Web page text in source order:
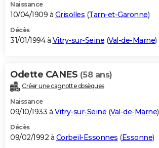
Naissance
10/04/1909 à Grisolles (Tarn-et-Garonne)
Décès
31/01/1994 à Vitry-sur-Seine (Val-de-Marne)
Odette CANES (58 ans)
Créer une cagnotte obsèques
Naissance
09/10/1933 à Vitry-sur-Seine (Val-de-Marne)
Décès
09/02/1992 à Corbeil-Essonnes (Essonne)